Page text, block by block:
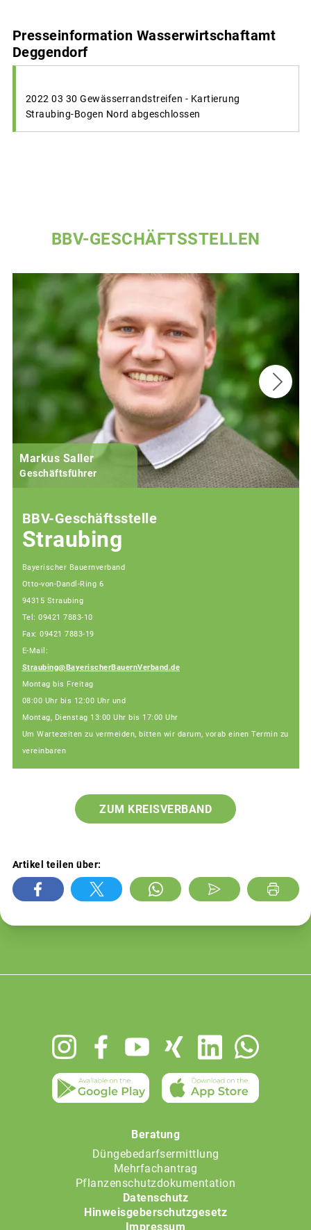
Presseinformation Wasserwirtschaftamt
Deggendorf
2022 03 30 Gewässerrandstreifen - Kartierung
Straubing-Bogen Nord abgeschlossen
BBV-GESCHÄFTSSTELLEN
Markus Saller
Geschäftsführer
BBV-Geschäftsstelle
Straubing
Bayerischer Bauernverband
Otto-von-Dandl-Ring 6
94315 Straubing
Tel: 09421 7883-10
Fax: 09421 7883-19
E-Mail:
Straubing@BayerischerBauernVerband.de
Montag bis Freitag
08:00 Uhr bis 12:00 Uhr und
Montag, Dienstag 13:00 Uhr bis 17:00 Uhr
Um Wartezeiten zu vermeiden, bitten wir darum, vorab einen Termin zu
vereinbaren
ZUM KREISVERBAND
Artikel teilen über:
Beratung
Düngebedarfsermittlung
Mehrfachantrag
Pflanzenschutzdokumentation
Datenschutz
Hinweisgeberschutzgesetz
Impressum